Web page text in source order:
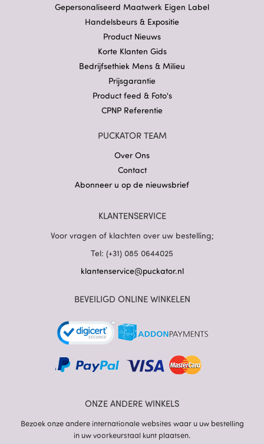
Gepersonaliseerd Maatwerk Eigen Label
Handelsbeurs & Expositie
Product Nieuws
Korte Klanten Gids
Bedrijfsethiek Mens & Milieu
Prijsgarantie
Product feed & Foto's
CPNP Referentie
PUCKATOR TEAM
Over Ons
Contact
Abonneer u op de nieuwsbrief
KLANTENSERVICE
Voor vragen of klachten over uw bestelling;
Tel: (+31) 085 0644025
klantenservice@puckator.nl
BEVEILIGD ONLINE WINKELEN
ONZE ANDERE WINKELS
Bezoek onze andere internationale websites waar u uw bestelling
in uw voorkeurstaal kunt plaatsen.